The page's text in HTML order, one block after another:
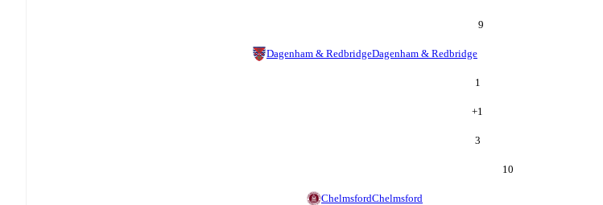
9
Dagenham & RedbridgeDagenham & Redbridge
1
+1
3
10
ChelmsfordChelmsford